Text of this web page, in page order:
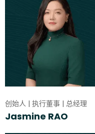
创始人 | 执行董事 | 总经理
Jasmine RAO